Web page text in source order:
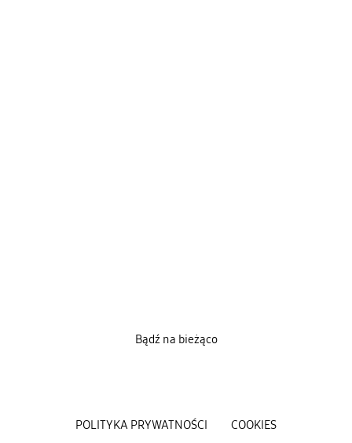
POLITYKA PRYWATNOŚCI COOKIES
Bądź na bieżąco